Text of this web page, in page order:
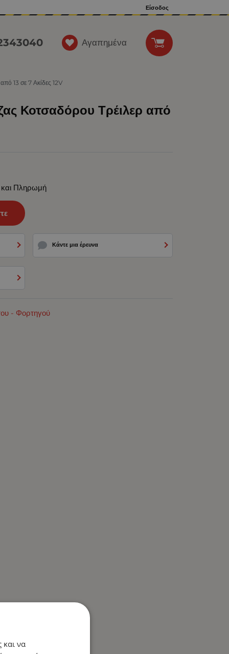
Είσοδος
Αγαπημένα
13 σε 7 Ακίδες 12V
Κοτσαδόρου Τρέιλερ από
Πληρωμή
Κάντε μια έρευνα
- Φορτηγού
και να